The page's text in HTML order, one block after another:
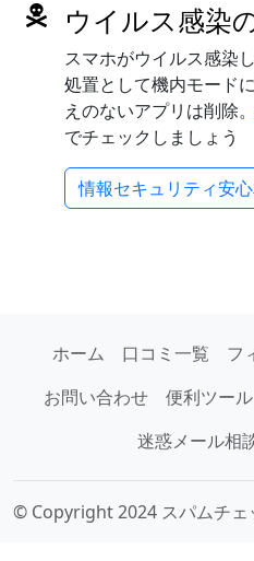
ウイルス感染
スマホがウイルス感染
処置として機内モード
えのないアプリは削除。
でチェックしましょう
情報セキュリティ安
ホーム 口コミ一覧 フ
お問い合わせ
便利ツール
迷惑メール相
© Copyright 2024 スパムチ